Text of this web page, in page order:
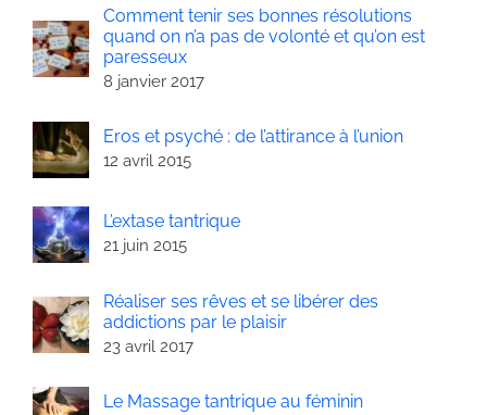
Comment tenir ses bonnes résolutions
quand on n’a pas de volonté et qu’on est
paresseux
8 janvier 2017
Eros et psyché : de l’attirance à l’union
12 avril 2015
L’extase tantrique
21 juin 2015
Réaliser ses rêves et se libérer des
addictions par le plaisir
23 avril 2017
Le Massage tantrique au féminin